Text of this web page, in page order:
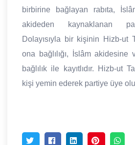
birbirine bağlayan rabıta,
akideden kaynaklanan
Dolayısıyla bir kişinin Hizb-ut
ona bağlılığı, İslâm akidesine
bağlılık ile kayıtlıdır. Hizb-ut
kişi yemin ederek partiye üye